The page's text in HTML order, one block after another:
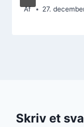
Af 27.
Skriv et